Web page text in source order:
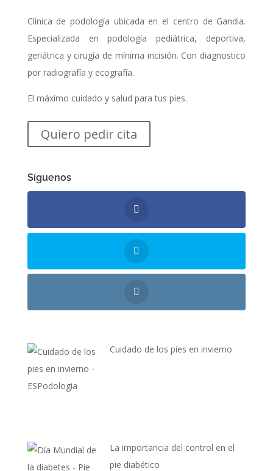
Clínica de podología ubicada en el centro de Gandia.
Especializada en podología pediátrica, deportiva,
geriátrica y cirugía de mínima incisión. Con diagnostico
por radiografía y ecografía.
El máximo cuidado y salud para tus pies.
Quiero pedir cita
Síguenos
Cuidado de los pies en invierno
La importancia del control en el
pie diabético